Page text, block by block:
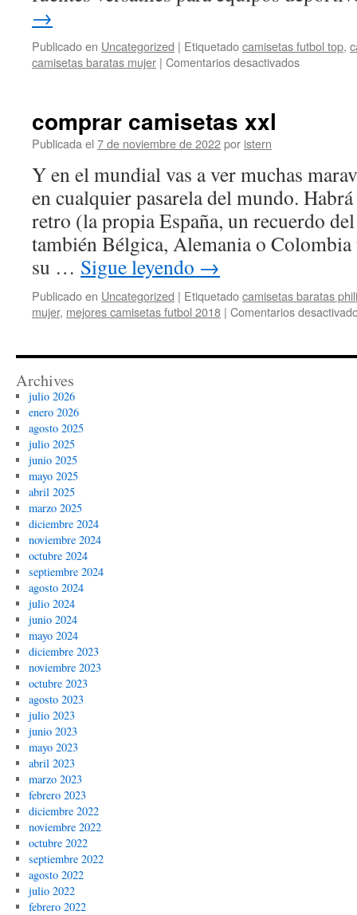
→
Publicado en Uncategorized | Etiquetadocamisetas futbol top,
camisetas baratas mujer | Comentarios desactivadosen
comprar camisetas xxl
Publicada el 7 de noviembre de 2022por istern
Y en el mundial vas a ver muchas
en cualquier pasarela del mundo.
retro (la propia España, un recuerdo
también Bélgica, Alemania o
su … Sigue leyendo →
Publicado en Uncategorized | Etiquetadocamisetas baratas
mujer, mejores camisetas futbol 2018 | Comentarios
Archives
julio 2026
enero 2026
agosto 2025
julio 2025
junio 2025
mayo 2025
abril 2025
marzo 2025
diciembre 2024
noviembre 2024
octubre 2024
septiembre 2024
agosto 2024
julio 2024
junio 2024
mayo 2024
diciembre 2023
noviembre 2023
octubre 2023
agosto 2023
julio 2023
junio 2023
mayo 2023
abril 2023
marzo 2023
febrero 2023
diciembre 2022
noviembre 2022
octubre 2022
septiembre 2022
agosto 2022
julio 2022
febrero 2022